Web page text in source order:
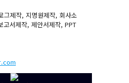
그제작, 지명원제작, 회사소
고서제작, 제안서제작, PPT